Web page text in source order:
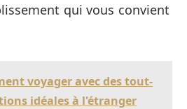
qui vous convient
voyager avec des tout-
idéales à l'étranger